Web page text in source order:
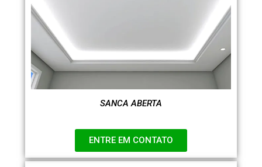
SANCA ABERTA
ENTRE EM CONTATO